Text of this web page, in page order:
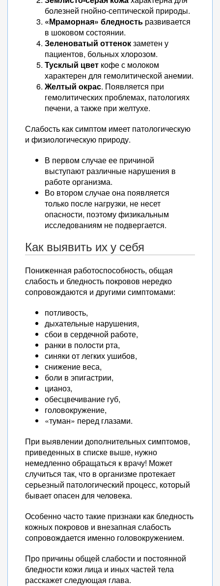
болезней гнойно-септической природы.
«Мраморная» бледность развивается
в шоковом состоянии.
Зеленоватый оттенокзаметен у
пациентов, больных хлорозом.
Тусклый цвет кофе с молоком
характерен для гемолитической анемии.
Желтый окрас. Появляется при
гемолитических проблемах, патологиях
печени, а также при желтухе.
Слабость как симптом имеет патологическую
и физиологическую природу.
В первом случае ее причиной
выступают различные нарушения в
работе организма.
Во втором случае она появляется
только после нагрузки, не несет
опасности, поэтому физикальным
исследованиям не подвергается.
Как выявить их у себя
Пониженная работоспособность, общая
слабость и бледность покровов нередко
сопровождаются и другими симптомами:
потливость,
дыхательные нарушения,
сбои в сердечной работе,
ранки в полости рта,
синяки от легких ушибов,
снижение веса,
боли в эпигастрии,
цианоз,
обесцвечивание губ,
головокружение,
«туман» перед глазами.
При выявлении дополнительных симптомов,
приведенных в списке выше, нужно
немедленно обращаться к врачу! Может
случиться так, что в организме протекает
серьезный патологический процесс, который
бывает опасен для человека.
Особенно часто такие признаки как бледность
кожных покровов и внезапная слабость
сопровождается именно головокружением.
Про причины общей слабости и постоянной
бледности кожи лица и иных частей тела
расскажет следующая глава.